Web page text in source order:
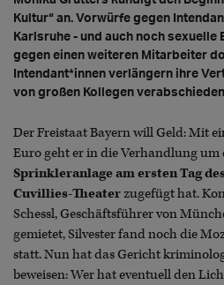
Kultur“ an. Vorwürfe gegen
Karlsruhe - und auch noch
gegen einen weiteren Mitarbeiter
Intendant*innen verlängern ihre
von großen Kollegen
Der Freistaat Bayern will Geld: Mit
Euro geht er in die Verhandlung um
Sprinkleranlage am ersten Tag
Cuvillies-Theaterzugefügt hat.
Schessl, Geschäftsführer von
gemietet, Silvester fand noch die
statt. Nun hat das Gericht
beweisen: Wer hat eventuell den